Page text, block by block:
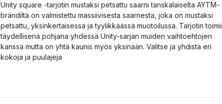
Unity square -tarjotin mustaksi petsattu saarni tanskalaiselta AYTM-
brändiltä on valmistettu massiivisesta saarnesta, joka on mustaksi
petsattu, yksinkertaisessa ja tyylikkäässä muotoilussa. Tarjotin toimii
täydellisenä pohjana yhdessä Unity-sarjan muiden vaihtoehtojen
kanssa mutta on yhtä kaunis myös yksinään. Valitse ja yhdistä eri
kokoja ja puulajeja